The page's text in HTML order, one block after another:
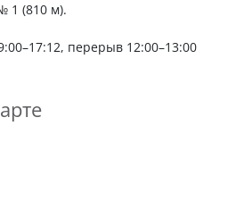
1 (810 м).
перерыв 12:00–13:00